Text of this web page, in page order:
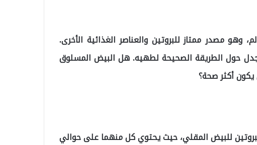
وهو مصدر ممتاز للبروتين والعناصر الغذائية الأخرى.
جدل حول الطريقة الصحيحة لطهيه. هل البيض المسلوق
يكون أكثر صحة؟
للبيض المقلي، حيث يحتوي كل منهما على حوالي